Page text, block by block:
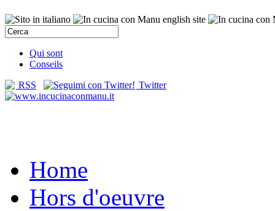
Qui sont
Conseils
RSS
Twitter
Home
Hors d'oeuvre